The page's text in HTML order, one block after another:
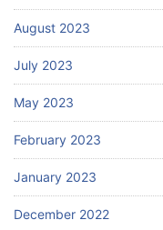
August 2023
July 2023
May 2023
February 2023
January 2023
December 2022